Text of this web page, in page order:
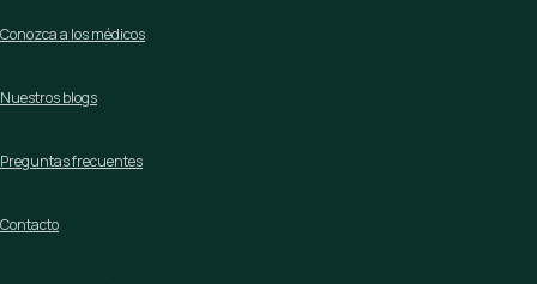
Conozca a los médicos
Nuestros blogs
Preguntas frecuentes
Contacto